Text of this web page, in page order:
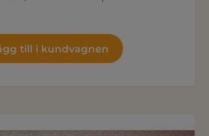
till i kundvagnen